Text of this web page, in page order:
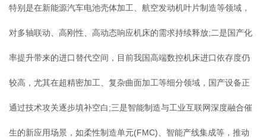
特别是在新能源汽车电池壳体加工、航空发动机叶片制造等领域，
对多轴联动、高刚性、高动态响应机床的需求持续释放;二是国产化
率提升带来的进口替代空间，目前我国高端数控机床进口依存度仍
较高，尤其在超精密加工、复杂曲面加工等细分领域，国产设备正
通过技术攻关逐步填补空白;三是智能制造与工业互联网深度融合催
生的新应用场景，如柔性制造单元(FMC)、智能产线集成等，推动